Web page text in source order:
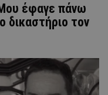
έφαγε πάνω
τον